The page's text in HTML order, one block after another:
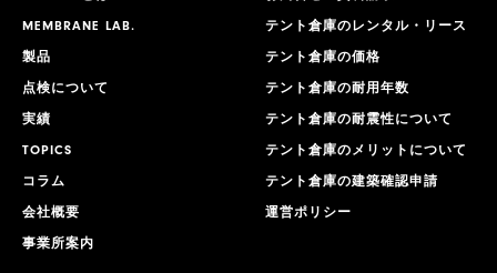
MEMBRANE LAB.
製品
点検について
実績
TOPICS
コラム
会社概要
事業所案内
テント倉庫のレンタル・リース
テント倉庫の価格
テント倉庫の耐用年数
テント倉庫の耐震性について
テント倉庫のメリットについて
テント倉庫の建築確認申請
運営ポリシー